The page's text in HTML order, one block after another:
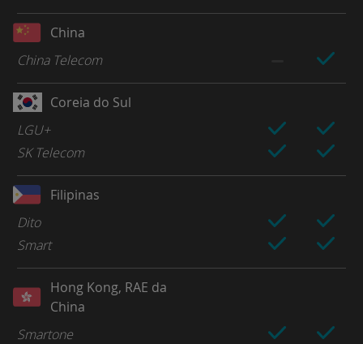
China
China Telecom
Coreia do Sul
LGU+
SK Telecom
Filipinas
Dito
Smart
Hong Kong, RAE da
China
Smartone